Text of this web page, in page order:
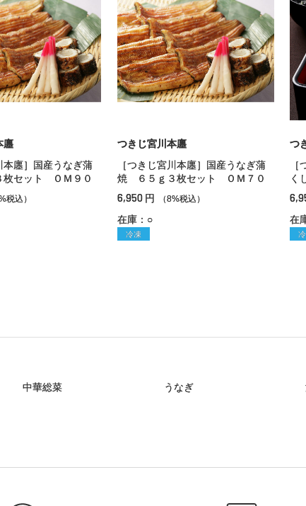
廛
本廛］国産うなぎ蒲
セット ＯＭ９０
税込）
つきじ宮川本廛
［つきじ宮川本廛］国産うなぎ蒲
焼 ６５ｇ３枚セット ＯＭ７０
6,950 円 （8%税込）
在庫：○
冷凍
つ
く
在
中華総菜 うなぎ